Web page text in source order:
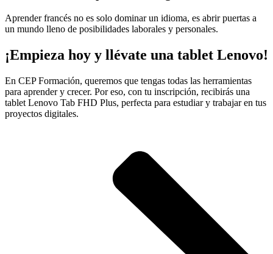
Aprender francés no es solo dominar un idioma, es abrir puertas a
un mundo lleno de posibilidades laborales y personales.
¡Empieza hoy y llévate una tablet Lenovo!
En CEP Formación, queremos que tengas todas las herramientas
para aprender y crecer. Por eso, con tu inscripción, recibirás una
tablet Lenovo Tab FHD Plus, perfecta para estudiar y trabajar en tus
proyectos digitales.